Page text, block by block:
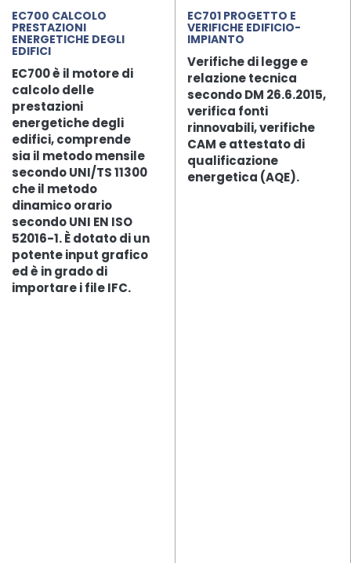
EC700 CALCOLO
PRESTAZIONI
ENERGETICHE DEGLI
EDIFICI
EC700 è il motore di
calcolo delle
prestazioni
energetiche degli
edifici, comprende
sia il metodo mensile
secondo UNI/TS 11300
che il metodo
dinamico orario
secondo UNI EN ISO
52016-1. È dotato di un
potente input grafico
ed è in grado di
importare i file IFC.
EC701 PROGETTO E
VERIFICHE EDIFICIO-
IMPIANTO
Verifiche di legge e
relazione tecnica
secondo DM 26.6.2015,
verifica fonti
rinnovabili, verifiche
CAM e attestato di
qualificazione
energetica (AQE).